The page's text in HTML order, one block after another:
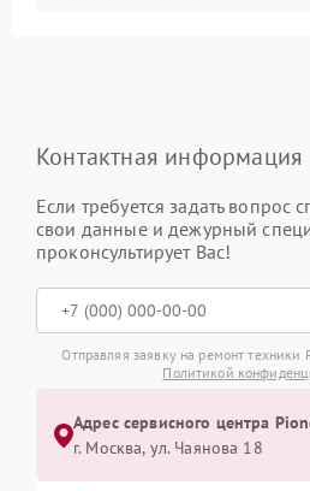
Контактная информация
Если требуется задать вопрос
свои данные и дежурный
проконсультирует Вас!
Отправляя заявку на ремонт техники
Политикой
Адрес сервисного центра
г. Москва, ул. Чаянова 18